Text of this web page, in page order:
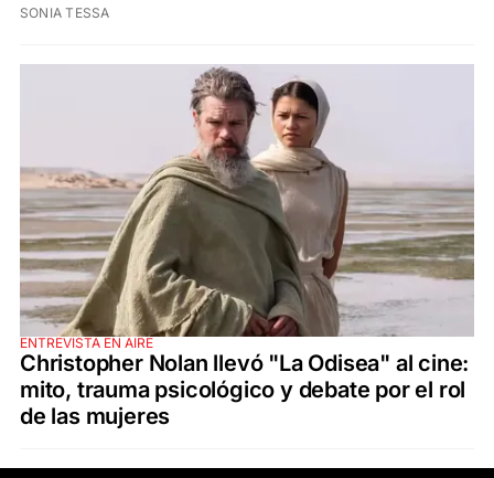
SONIA TESSA
ENTREVISTA EN AIRE
Christopher Nolan llevó "La Odisea" al cine:
mito, trauma psicológico y debate por el rol
de las mujeres